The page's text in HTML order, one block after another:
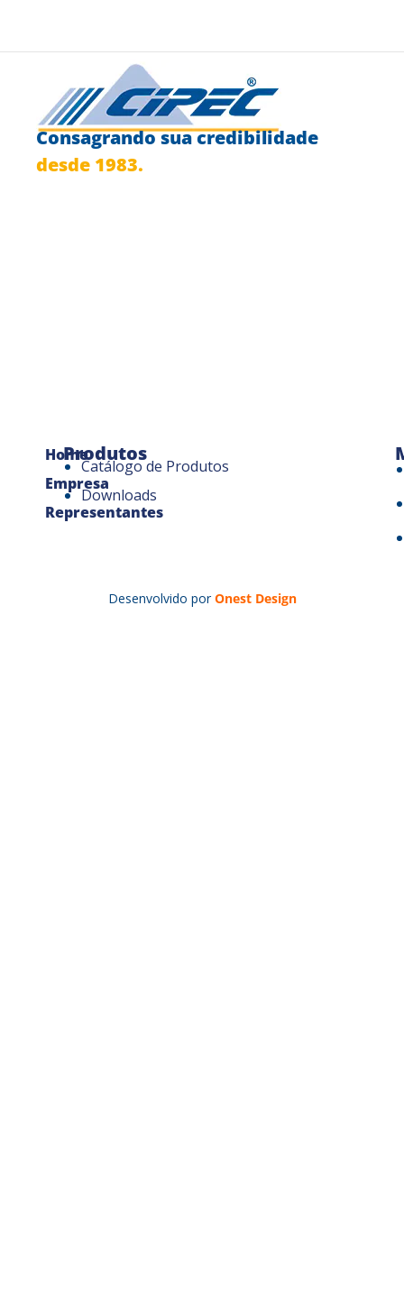
Consagrando sua credibilidade
desde 1983.
Home
Empresa
Representantes
Produtos
Catálogo de Produtos
Downloads
Desenvolvido por Onest Design